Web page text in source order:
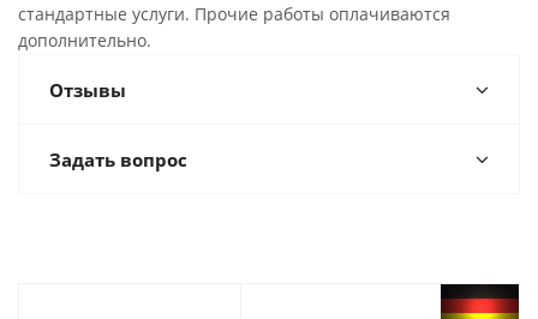
стандартные услуги. Прочие работы оплачиваются
дополнительно.
Отзывы
Задать вопрос